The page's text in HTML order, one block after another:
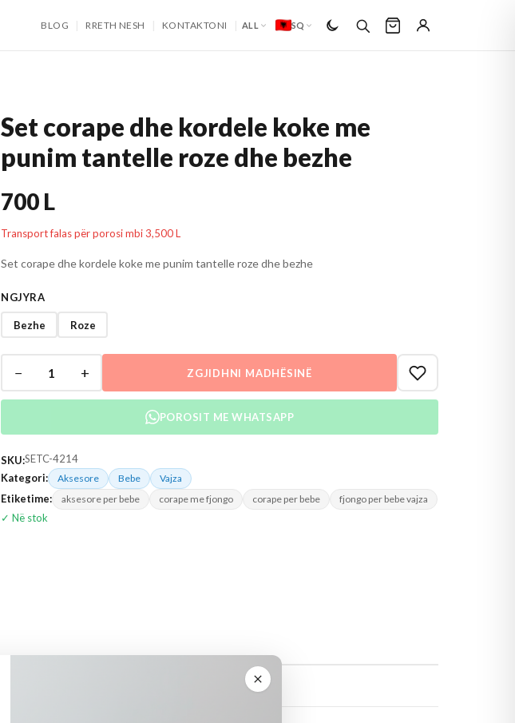
BLOG RRETH NESH KONTAKTONI ALL SQ
Set corape dhe kordele koke me
punim tantelle roze dhe bezhe
700 L
Transport falas për porosi mbi 3,500 L
Set corape dhe kordele koke me punim tantelle roze dhe bezhe
NGJYRA
Bezhe Roze
− 1 + ZGJIDHNI MADHËSINË
POROSIT ME WHATSAPP
SKU:SETC-4214
Kategori:
Aksesore Bebe Vajza
Etiketime: aksesore per bebe corape me fjongo corape per bebe fjongo per bebe vajza
✓ Në stok